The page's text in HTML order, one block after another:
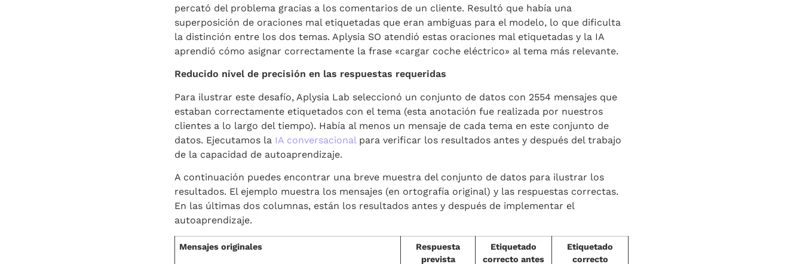
percató del problema gracias a los comentarios de un cliente. Resultó que había una
superposición de oraciones mal etiquetadas que eran ambiguas para el modelo, lo que dificulta
la distinción entre los dos temas. Aplysia SO atendió estas oraciones mal etiquetadas y la IA
aprendió cómo asignar correctamente la frase «cargar coche eléctrico» al tema más relevante.
Reducido nivel de precisión en las respuestas requeridas
Para ilustrar este desafío, Aplysia Lab seleccionó un conjunto de datos con 2554 mensajes que
estaban correctamente etiquetados con el tema (esta anotación fue realizada por nuestros
clientes a lo largo del tiempo). Había al menos un mensaje de cada tema en este conjunto de
datos. Ejecutamos la IA conversacional para verificar los resultados antes y después del trabajo
de la capacidad de autoaprendizaje.
A continuación puedes encontrar una breve muestra del conjunto de datos para ilustrar los
resultados. El ejemplo muestra los mensajes (en ortografía original) y las respuestas correctas.
En las últimas dos columnas, están los resultados antes y después de implementar el
autoaprendizaje.
Mensajes originales
Respuesta
prevista
Etiquetado
correcto antes
Etiquetado
correcto